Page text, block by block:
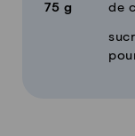
75 g de